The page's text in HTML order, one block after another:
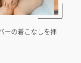
ーの着こなしを拝